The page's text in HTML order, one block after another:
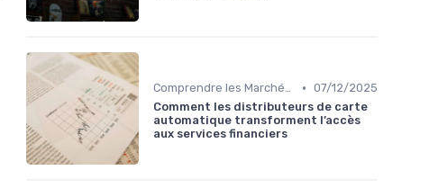
Comprendre les Marchés Financiers • 07/12/2025
Comment les distributeurs de carte
automatique transforment l’accès
aux services financiers